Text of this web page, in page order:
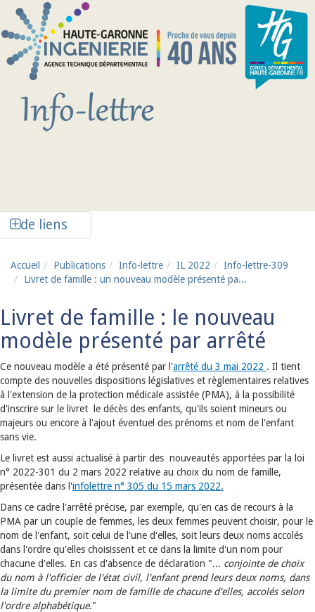
Aller au contenu principal
de liens
Accueil Publications Info-lettre IL 2022
Info-lettre-309
Livret de famille : un nouveau modèle présenté pa...
Livret de famille : le nouveau
modèle présenté par arrêté
Ce nouveau modèle a été présenté par l'arrêté du 3 mai 2022 . Il tient
compte des nouvelles dispositions législatives et règlementaires relatives
à l'extension de la protection médicale assistée (PMA), à la possibilité
d'inscrire sur le livret le décès des enfants, qu'ils soient mineurs ou
majeurs ou encore à l'ajout éventuel des prénoms et nom de l'enfant
sans vie.
Le livret est aussi actualisé à partir des nouveautés apportées par la loi
n° 2022-301 du 2 mars 2022 relative au choix du nom de famille,
présentée dans l'infolettre n° 305 du 15 mars 2022.
Dans ce cadre l'arrêté précise, par exemple, qu'en cas de recours à la
PMA par un couple de femmes, les deux femmes peuvent choisir, pour le
nom de l'enfant, soit celui de l'une d'elles, soit leurs deux noms accolés
dans l'ordre qu'elles choisissent et ce dans la limite d'un nom pour
chacune d'elles. En cas d'absence de déclaration "... conjointe de choix
du nom à l'officier de l'état civil, l'enfant prend leurs deux noms, dans
la limite du premier nom de famille de chacune d'elles, accolés selon
l'ordre alphabétique."